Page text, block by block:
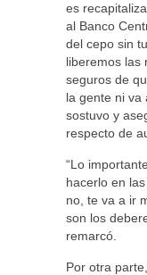
es
al Banco
del cepo sin
liberemos las
seguros de
la gente ni va
sostuvo y
respecto de
“Lo
hacerlo en
no, te va a ir
son los
remarcó.
Por otra